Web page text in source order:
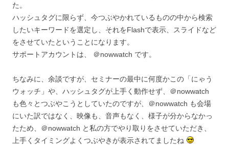
た。
ハッシュタグに限らず、今つぶやかれているものの中から検索
したいキーワードを選定し、それをFlashで表示、スライドなど
をさせていたということになります。
サポートアカウントは、 ＠nowwatch です。
ちなみに、余談ですが、セミナーの最中に何度かこの「にゃう
ウォッチ」や、ハッシュタグが上手く動作せず、＠nowwatch
も色々とつぶやこうとしていたのですが、＠nowwatch も会場
にいた訳ではなく、映像も、音声もなく、様子が分からなかっ
たため、＠nowwatch と私の方でやり取りをさせていただき、
上手くタイミングよくつぶやきが表示されてましたね